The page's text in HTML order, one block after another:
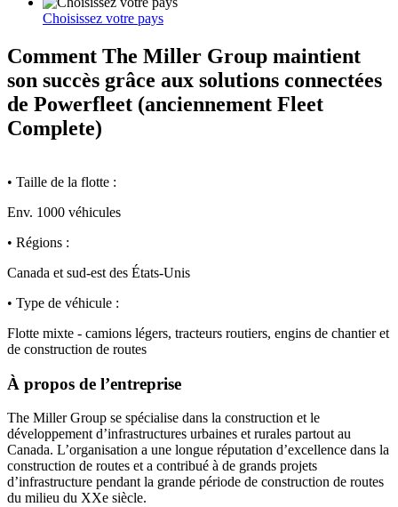
Choisissez votre pays
Comment The Miller Group maintient
son succès grâce aux solutions connectées
de Powerfleet (anciennement Fleet
Complete)
• Taille de la flotte :
Env. 1000 véhicules
• Régions :
Canada et sud-est des États-Unis
• Type de véhicule :
Flotte mixte - camions légers, tracteurs routiers, engins de chantier et
de construction de routes
À propos de l’entreprise
The Miller Group se spécialise dans la construction et le
développement d’infrastructures urbaines et rurales partout au
Canada. L’organisation a une longue réputation d’excellence dans la
construction de routes et a contribué à de grands projets
d’infrastructure pendant la grande période de construction de routes
du milieu du XXe siècle.